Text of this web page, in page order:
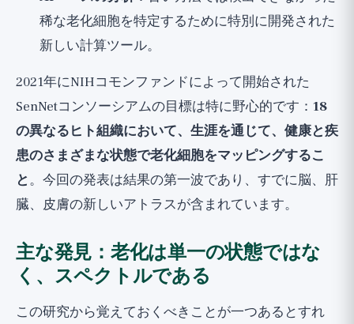
稀な老化細胞を特定するために特別に開発された
新しい計算ツール。
2021年にNIHコモンファンドによって開始された
SenNetコンソーシアムの目標は特に野心的です： 18
の異なるヒト組織において、生涯を通じて、健康と疾
患のさまざまな状態で老化細胞をマッピングするこ
と。今回の発表は結果の第一波であり、すでに脳、肝
臓、皮膚の新しいアトラスが含まれています。
主な発見：老化は単一の状態ではな
く、スペクトルである
この研究から覚えておくべきことが一つあるとすれ